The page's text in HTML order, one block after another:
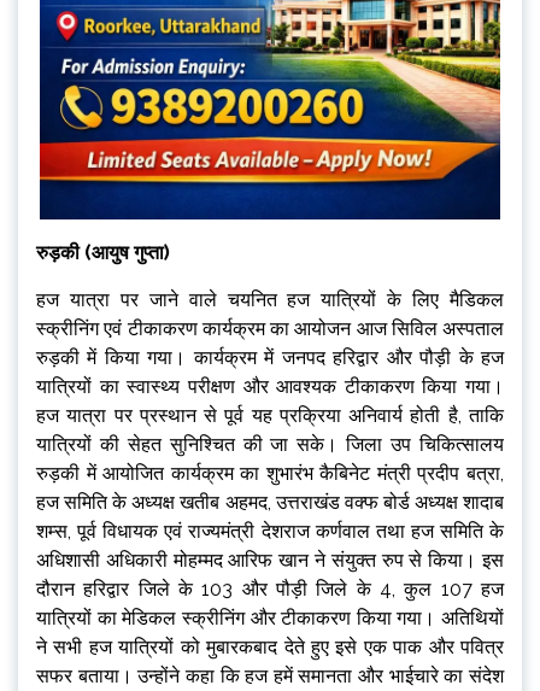
रुड़की (आयुष गुप्ता)
हज यात्रा पर जाने वाले चयनित हज यात्रियों के लिए मैडिकल
स्क्रीनिंग एवं टीकाकरण कार्यक्रम का आयोजन आज सिविल अस्पताल
रुड़की में किया गया। कार्यक्रम में जनपद हरिद्वार और पौड़ी के हज
यात्रियों का स्वास्थ्य परीक्षण और आवश्यक टीकाकरण किया गया।
हज यात्रा पर प्रस्थान से पूर्व यह प्रक्रिया अनिवार्य होती है, ताकि
यात्रियों की सेहत सुनिश्चित की जा सके। जिला उप चिकित्सालय
रुड़की में आयोजित कार्यक्रम का शुभारंभ कैबिनेट मंत्री प्रदीप बत्रा,
हज समिति के अध्यक्ष खतीब अहमद, उत्तराखंड वक्फ बोर्ड अध्यक्ष शादाब
शम्स, पूर्व विधायक एवं राज्यमंत्री देशराज कर्णवाल तथा हज समिति के
अधिशासी अधिकारी मोहम्मद आरिफ खान ने संयुक्त रुप से किया। इस
दौरान हरिद्वार जिले के 103 और पौड़ी जिले के 4, कुल 107 हज
यात्रियों का मेडिकल स्क्रीनिंग और टीकाकरण किया गया। अतिथियों
ने सभी हज यात्रियों को मुबारकबाद देते हुए इसे एक पाक और पवित्र
सफर बताया। उन्होंने कहा कि हज हमें समानता और भाईचारे का संदेश